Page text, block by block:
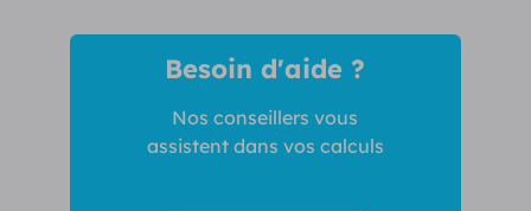
Besoin d'aide ?
Nos conseillers vous
assistent dans vos calculs